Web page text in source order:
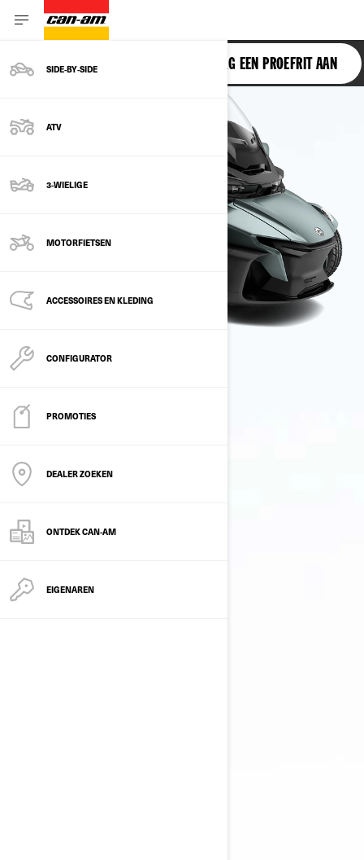
SIDE‑BY‑SIDE
ATV
3-WIELIGE
MOTORFIETSEN
ACCESSOIRES EN KLEDING
CONFIGURATOR
PROMOTIES
DEALER ZOEKEN
ONTDEK CAN-AM
EIGENAREN
SPYDER RT VRAAG EEN PROEFRIT AAN